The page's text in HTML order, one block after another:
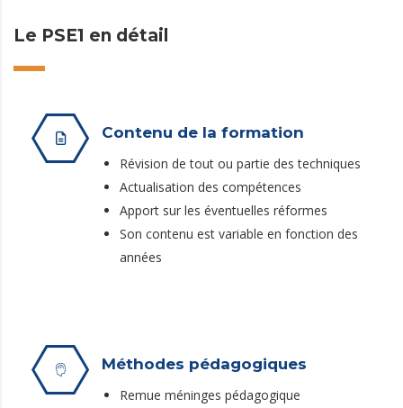
Le PSE1 en détail
Contenu de la formation
Révision de tout ou partie des techniques
Actualisation des compétences
Apport sur les éventuelles réformes
Son contenu est variable en fonction des
années
Méthodes pédagogiques
Remue méninges pédagogique